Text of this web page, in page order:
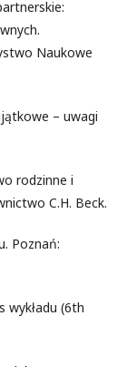
Naukowe
– uwagi
rodzinne i
C.H. Beck.
Poznań:
wykładu (6th